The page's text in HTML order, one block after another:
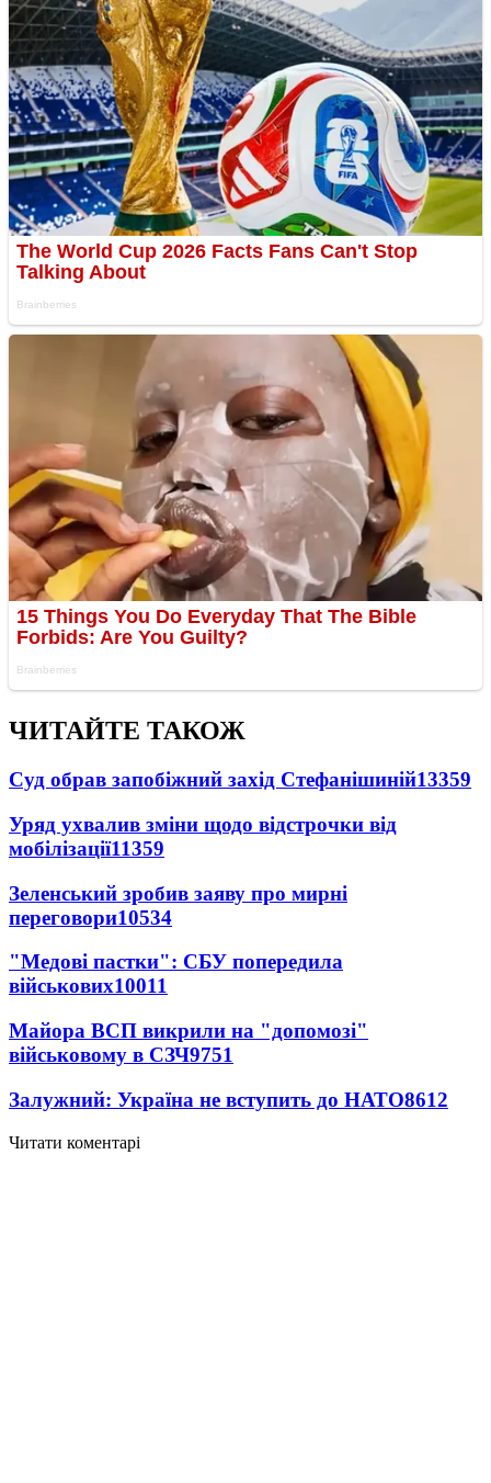
ЧИТАЙТЕ ТАКОЖ
Суд обрав запобіжний захід Стефанішиній13359
Уряд ухвалив зміни щодо відстрочки від
мобілізації11359
Зеленський зробив заяву про мирні
переговори10534
"Медові пастки": СБУ попередила
військових10011
Майора ВСП викрили на "допомозі"
військовому в СЗЧ9751
Залужний: Україна не вступить до НАТО8612
Читати коментарі